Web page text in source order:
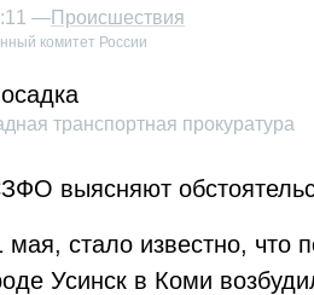
—Происшествия
комитет России
транспортная прокуратура
выясняют
мая, стало известно, что
Усинск в Коми